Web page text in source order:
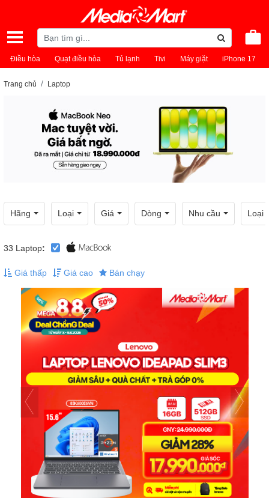
Điều hòa Quạt điều hòa Tủ lạnh Tivi Máy giặt iPhone 17
Trang chủ Laptop
Hãng Loại Giá Dòng Nhu cầu Loại
33 Laptop:
Giá thấp Giá cao Bán chạy